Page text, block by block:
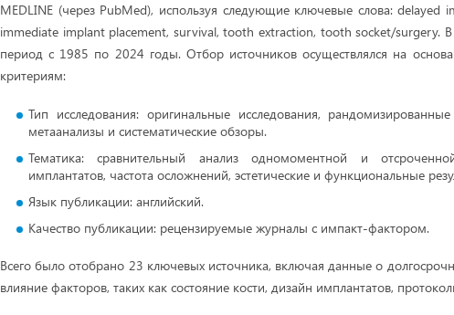
MEDLINE (через PubMed), используя следующие ключевые слова: delayed
immediate implant placement, survival, tooth extraction, tooth socket/surgery.
период с 1985 по 2024 годы. Отбор источников осуществлялся на
критериям:
Тип исследования: оригинальные исследования,
метаанализы и систематические обзоры.
Тематика: сравнительный анализ одномоментной и
имплантатов, частота осложнений, эстетические и функциональные
Язык публикации: английский.
Качество публикации: рецензируемые журналы с импакт-фактором.
Всего было отобрано 23 ключевых источника, включая данные о
влияние факторов, таких как состояние кости, дизайн имплантатов,